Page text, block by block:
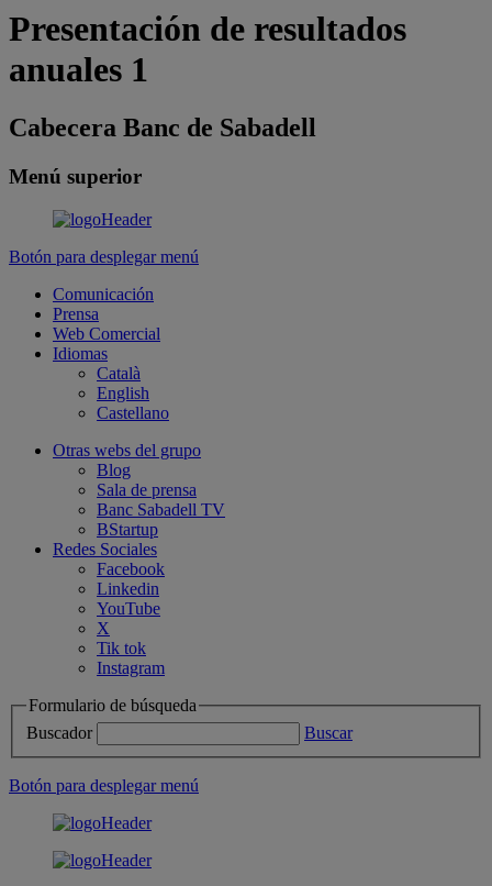
Presentación de resultados
anuales 1
Cabecera Banc de Sabadell
Menú superior
Botón para desplegar menú
Comunicación
Prensa
Web Comercial
Idiomas
Català
English
Castellano
Otras webs del grupo
Blog
Sala de prensa
Banc Sabadell TV
BStartup
Redes Sociales
Facebook
Linkedin
YouTube
X
Tik tok
Instagram
Formulario de búsqueda
Buscador
Buscar
Botón para desplegar menú